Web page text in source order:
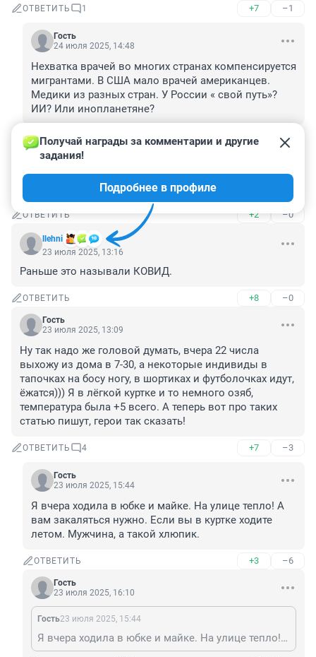
ОТВЕТИТЬ 1 +7 –1
Гость
24 июля 2025, 14:48
Нехватка врачей во многих странах компенсируется
мигрантами. В США мало врачей американцев.
Медики из разных стран. У России « свой путь»?
ИИ? Или инопланетяне?
ОТВЕТИТЬ –0
Гость
Удивительно холодный июль 2025
ОТВЕТИТЬ +2 –0
llehni
Получай награды за комментарии и другие
задания!
Подробнее в профиле
23 июля 2025, 13:16
Раньше это называли КОВИД.
ОТВЕТИТЬ +8 –0
Гость
23 июля 2025, 13:09
Ну так надо же головой думать, вчера 22 числа
выхожу из дома в 7-30, а некоторые индивиды в
тапочках на босу ногу, в шортиках и футболочках идут,
ёжатся))) Я в лёгкой куртке и то немного озяб,
температура была +5 всего. А теперь вот про таких
статью пишут, герои так сказать!
ОТВЕТИТЬ 4 +7 –3
Гость
23 июля 2025, 15:44
Я вчера ходила в юбке и майке. На улице тепло! А
вам закаляться нужно. Если вы в куртке ходите
летом. Мужчина, а такой хлюпик.
ОТВЕТИТЬ +3 –6
Гость
23 июля 2025, 16:10
Гость23 июля 2025, 15:44
Я вчера ходила в юбке и майке. На улице тепло! А вам закаляться нужно. Если вы в куртке ходите летом. Мужчина, а такой хлюпик.